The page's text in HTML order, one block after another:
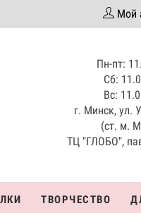
Мой
Пн-пт:
Сб:
Вс:
г. Минск, ул.
(ст. м.
ТЦ "ГЛОБО",
ТВОРЧЕСТВО